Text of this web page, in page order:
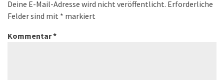
Deine E-Mail-Adresse wird nicht veröffentlicht. Erforderliche
Felder sind mit * markiert
Kommentar*